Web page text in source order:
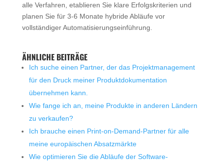
alle Verfahren, etablieren Sie klare Erfolgskriterien und
planen Sie für 3-6 Monate hybride Abläufe vor
vollständiger Automatisierungseinführung.
ÄHNLICHE BEITRÄGE
Ich suche einen Partner, der das Projektmanagement
für den Druck meiner Produktdokumentation
übernehmen kann.
Wie fange ich an, meine Produkte in anderen Ländern
zu verkaufen?
Ich brauche einen Print-on-Demand-Partner für alle
meine europäischen Absatzmärkte
Wie optimieren Sie die Abläufe der Software-